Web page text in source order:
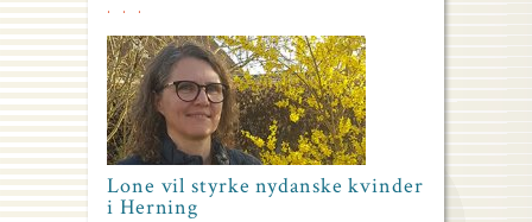
Lone vil styrke nydanske kvinder
i Herning